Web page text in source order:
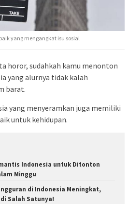
yang mengangkat isu sosial
horor, sudahkah kamu menonton
yang alurnya tidak kalah
barat.
yang menyeramkan juga memiliki
untuk kehidupan.
Indonesia untuk Ditonton
Minggu
di Indonesia Meningkat,
Salah Satunya!